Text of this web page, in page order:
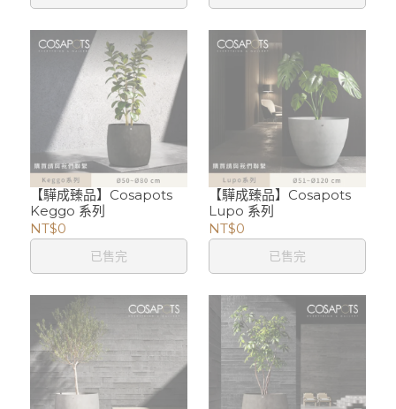
【驊成臻品】Cosapots
Keggo 系列
NT$0
已售完
【驊成臻品】Cosapots
Lupo 系列
NT$0
已售完